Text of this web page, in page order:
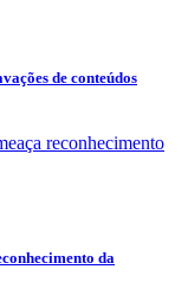
de conteúdos
da